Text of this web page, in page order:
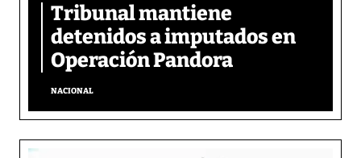
Tribunal mantiene
detenidos a imputados en
Operación Pandora
NACIONAL